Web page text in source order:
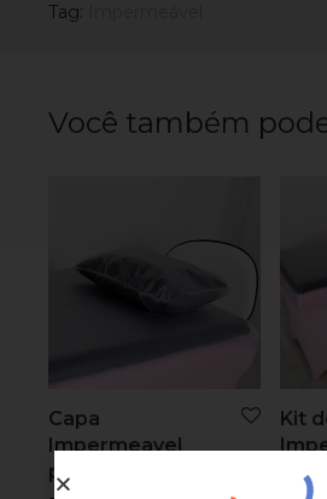
Tag:
Você também
Capa
Impermeavel
para Travesseiro
Kit